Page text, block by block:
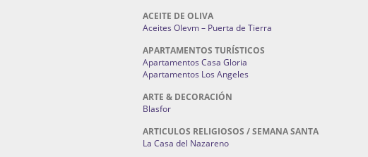
ACEITE DE OLIVA
Aceites Olevm – Puerta de Tierra
APARTAMENTOS TURÍSTICOS
Apartamentos Casa Gloria
Apartamentos Los Angeles
ARTE & DECORACIÓN
Blasfor
ARTICULOS RELIGIOSOS / SEMANA SANTA
La Casa del Nazareno